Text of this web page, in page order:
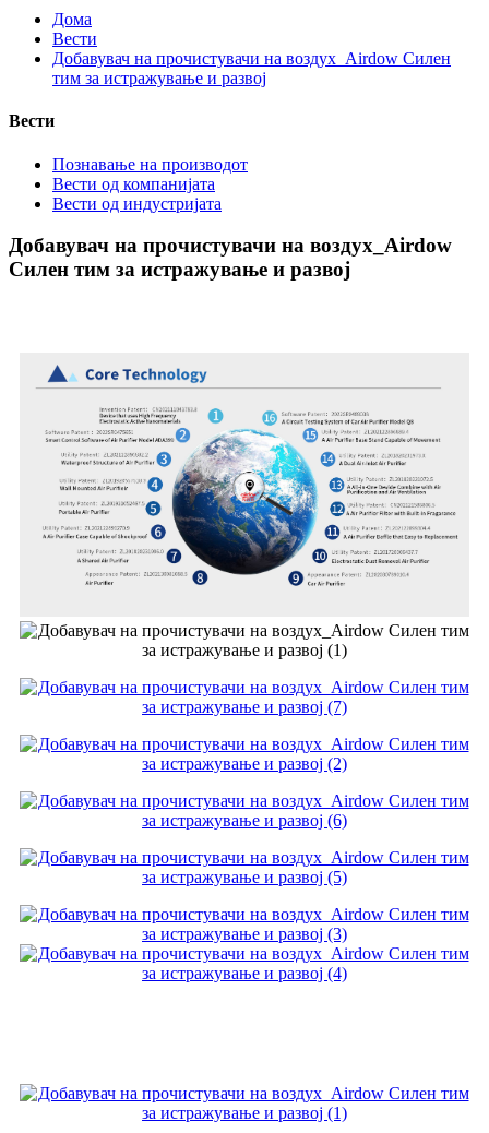
Дома
Вести
Добавувач на прочистувачи на воздух_Airdow Силен
тим за истражување и развој
Вести
Познавање на производот
Вести од компанијата
Вести од индустријата
Добавувач на прочистувачи на воздух_Airdow
Силен тим за истражување и развој